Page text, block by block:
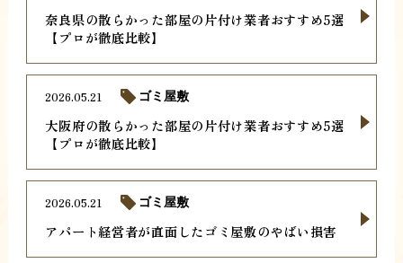
奈良県の散らかった部屋の片付け業者おすすめ5選
【プロが徹底比較】
大阪府の散らかった部屋の片付け業者おすすめ5選
【プロが徹底比較】
2026.05.21 ゴミ屋敷
アパート経営者が直面したゴミ屋敷のやばい損害
2026.05.21 ゴミ屋敷